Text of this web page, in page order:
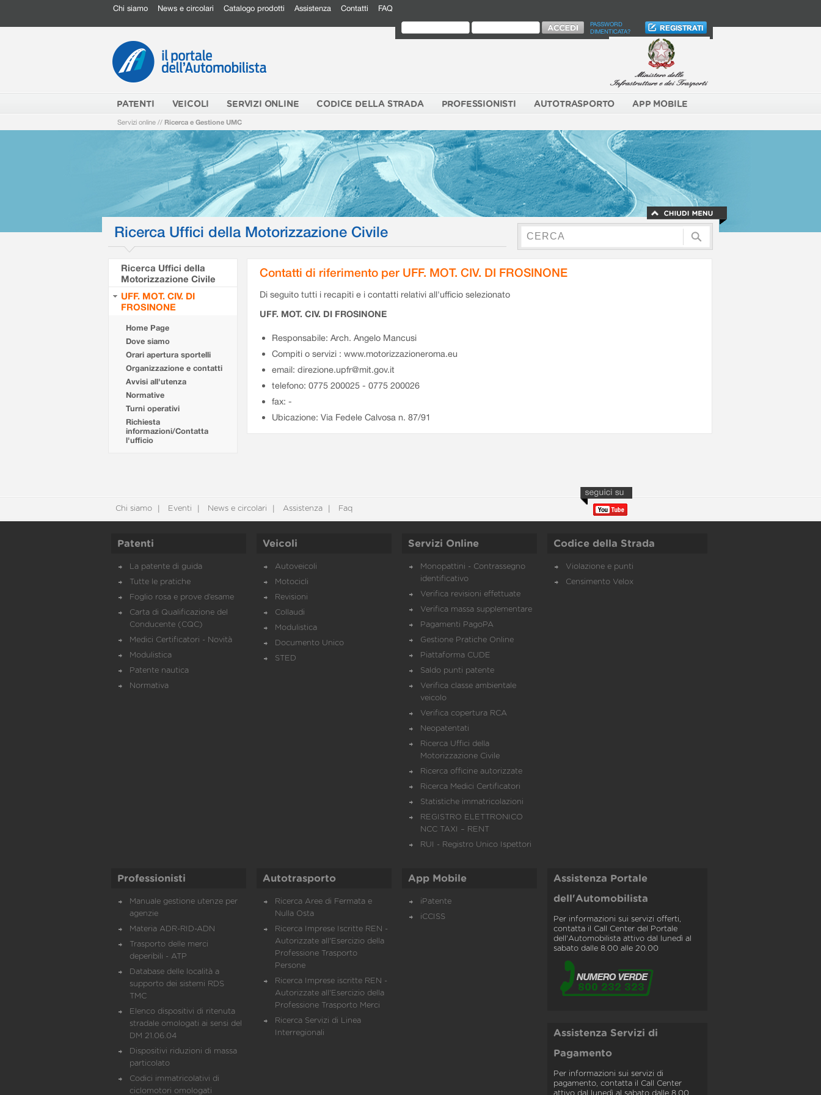
Chi siamo News e circolari Catalogo prodotti Assistenza Contatti FAQ
PASSWORD
DIMENTICATA?
PATENTI VEICOLI SERVIZI ONLINE CODICE DELLA STRADA PROFESSIONISTI AUTOTRASPORTO APP MOBILE
Servizi online // Ricerca e Gestione UMC
Ricerca Uffici della Motorizzazione Civile
Ricerca Uffici della
Motorizzazione Civile
UFF. MOT. CIV. DI
FROSINONE
Home Page
Dove siamo
Orari apertura sportelli
Organizzazione e contatti
Avvisi all'utenza
Normative
Turni operativi
Richiesta
informazioni/Contatta
l'ufficio
Contatti di riferimento per UFF. MOT. CIV. DI FROSINONE
Di seguito tutti i recapiti e i contatti relativi all'ufficio selezionato
UFF. MOT. CIV. DI FROSINONE
Responsabile: Arch. Angelo Mancusi
Compiti o servizi : www.motorizzazioneroma.eu
email: direzione.upfr@mit.gov.it
telefono: 0775 200025 - 0775 200026
fax: -
Ubicazione: Via Fedele Calvosa n. 87/91
Chi siamo Eventi News e circolari Assistenza Faq
Patenti
La patente di guida
Tutte le pratiche
Foglio rosa e prove d’esame
Carta di Qualificazione del
Conducente (CQC)
Medici Certificatori - Novità
Modulistica
Patente nautica
Normativa
Veicoli
Autoveicoli
Motocicli
Revisioni
Collaudi
Modulistica
Documento Unico
STED
Servizi Online
Monopattini - Contrassegno
identificativo
Verifica revisioni effettuate
Verifica massa supplementare
Pagamenti PagoPA
Gestione Pratiche Online
Piattaforma CUDE
Saldo punti patente
Verifica classe ambientale
veicolo
Verifica copertura RCA
Neopatentati
Ricerca Uffici della
Motorizzazione Civile
Ricerca officine autorizzate
Ricerca Medici Certificatori
Statistiche immatricolazioni
REGISTRO ELETTRONICO
NCC TAXI – RENT
RUI - Registro Unico Ispettori
Codice della Strada
Violazione e punti
Censimento Velox
Professionisti
Manuale gestione utenze per
agenzie
Materia ADR-RID-ADN
Trasporto delle merci
deperibili - ATP
Database delle località a
supporto dei sistemi RDS
TMC
Elenco dispositivi di ritenuta
stradale omologati ai sensi del
DM 21.06.04
Dispositivi riduzioni di massa
particolato
Codici immatricolativi di
ciclomotori omologati
Autotrasporto
Ricerca Aree di Fermata e
Nulla Osta
Ricerca Imprese Iscritte REN -
Autorizzate all'Esercizio della
Professione Trasporto
Persone
Ricerca Imprese iscritte REN -
Autorizzate all'Esercizio della
Professione Trasporto Merci
Ricerca Servizi di Linea
Interregionali
App Mobile
iPatente
iCCISS
Assistenza Portale
dell'Automobilista
Per informazioni sui servizi offerti,
contatta il Call Center del Portale
dell'Automobilista attivo dal lunedì al
sabato dalle 8.00 alle 20.00
Assistenza Servizi di
Pagamento
Per informazioni sui servizi di
pagamento, contatta il Call Center